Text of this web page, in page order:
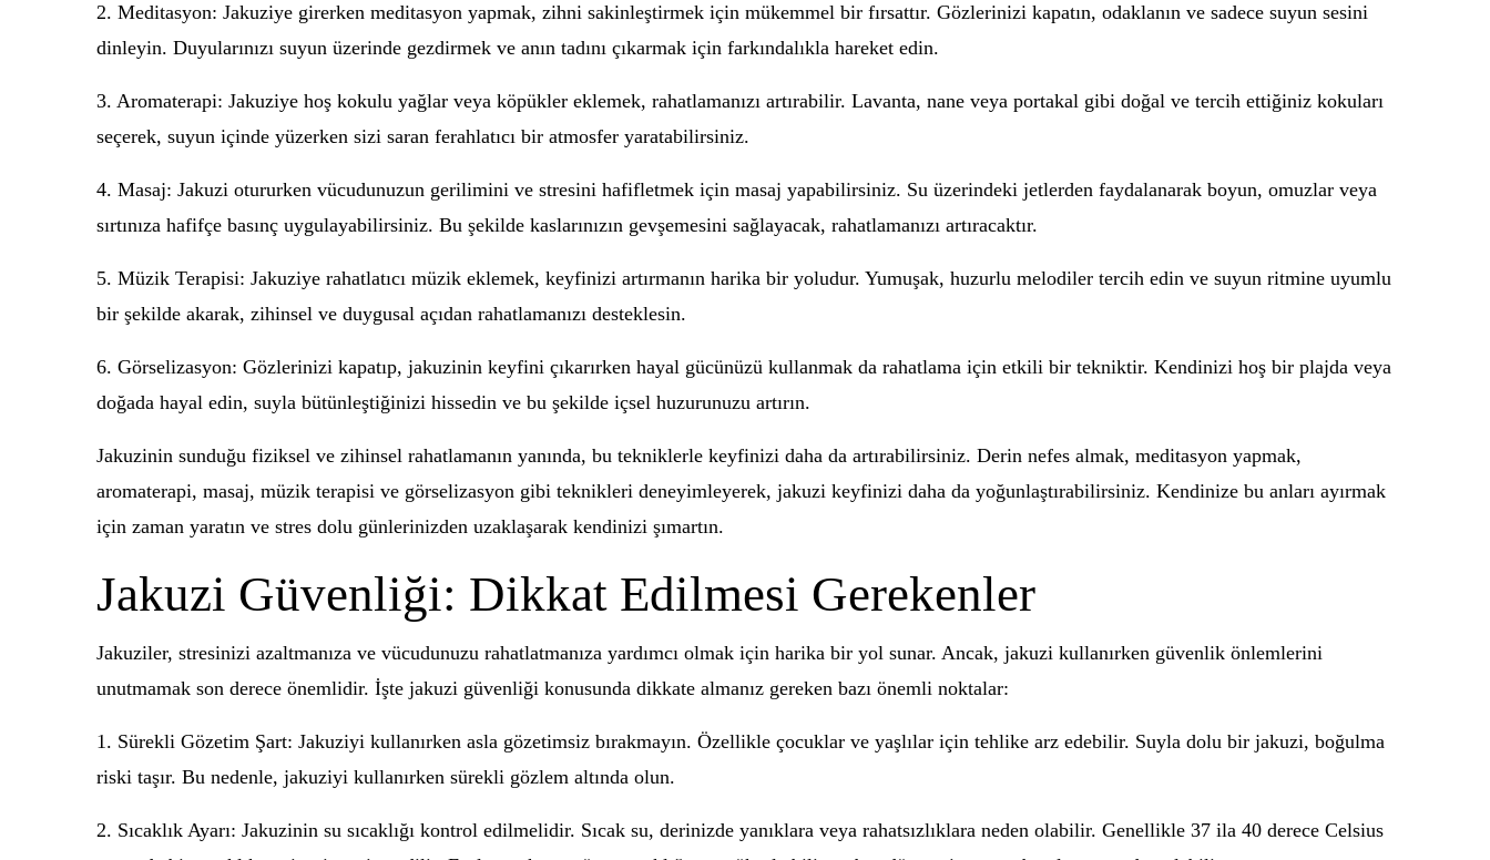
2. Meditasyon: Jakuziye girerken meditasyon yapmak, zihni sakinleştirmek için mükemmel bir fırsattır. Gözlerinizi kapatın, odaklanın ve sadece suyun sesini
dinleyin. Duyularınızı suyun üzerinde gezdirmek ve anın tadını çıkarmak için farkındalıkla hareket edin.
3. Aromaterapi: Jakuziye hoş kokulu yağlar veya köpükler eklemek, rahatlamanızı artırabilir. Lavanta, nane veya portakal gibi doğal ve tercih ettiğiniz kokuları
seçerek, suyun içinde yüzerken sizi saran ferahlatıcı bir atmosfer yaratabilirsiniz.
4. Masaj: Jakuzi otururken vücudunuzun gerilimini ve stresini hafifletmek için masaj yapabilirsiniz. Su üzerindeki jetlerden faydalanarak boyun, omuzlar veya
sırtınıza hafifçe basınç uygulayabilirsiniz. Bu şekilde kaslarınızın gevşemesini sağlayacak, rahatlamanızı artıracaktır.
5. Müzik Terapisi: Jakuziye rahatlatıcı müzik eklemek, keyfinizi artırmanın harika bir yoludur. Yumuşak, huzurlu melodiler tercih edin ve suyun ritmine uyumlu
bir şekilde akarak, zihinsel ve duygusal açıdan rahatlamanızı desteklesin.
6. Görselizasyon: Gözlerinizi kapatıp, jakuzinin keyfini çıkarırken hayal gücünüzü kullanmak da rahatlama için etkili bir tekniktir. Kendinizi hoş bir plajda veya
doğada hayal edin, suyla bütünleştiğinizi hissedin ve bu şekilde içsel huzurunuzu artırın.
Jakuzinin sunduğu fiziksel ve zihinsel rahatlamanın yanında, bu tekniklerle keyfinizi daha da artırabilirsiniz. Derin nefes almak, meditasyon yapmak,
aromaterapi, masaj, müzik terapisi ve görselizasyon gibi teknikleri deneyimleyerek, jakuzi keyfinizi daha da yoğunlaştırabilirsiniz. Kendinize bu anları ayırmak
için zaman yaratın ve stres dolu günlerinizden uzaklaşarak kendinizi şımartın.
Jakuzi Güvenliği: Dikkat Edilmesi Gerekenler
Jakuziler, stresinizi azaltmanıza ve vücudunuzu rahatlatmanıza yardımcı olmak için harika bir yol sunar. Ancak, jakuzi kullanırken güvenlik önlemlerini
unutmamak son derece önemlidir. İşte jakuzi güvenliği konusunda dikkate almanız gereken bazı önemli noktalar:
1. Sürekli Gözetim Şart: Jakuziyi kullanırken asla gözetimsiz bırakmayın. Özellikle çocuklar ve yaşlılar için tehlike arz edebilir. Suyla dolu bir jakuzi, boğulma
riski taşır. Bu nedenle, jakuziyi kullanırken sürekli gözlem altında olun.
2. Sıcaklık Ayarı: Jakuzinin su sıcaklığı kontrol edilmelidir. Sıcak su, derinizde yanıklara veya rahatsızlıklara neden olabilir. Genellikle 37 ila 40 derece Celsius